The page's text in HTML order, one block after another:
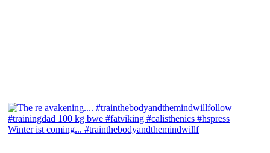
Winter ist coming... #trainthebodyandthemindwillf